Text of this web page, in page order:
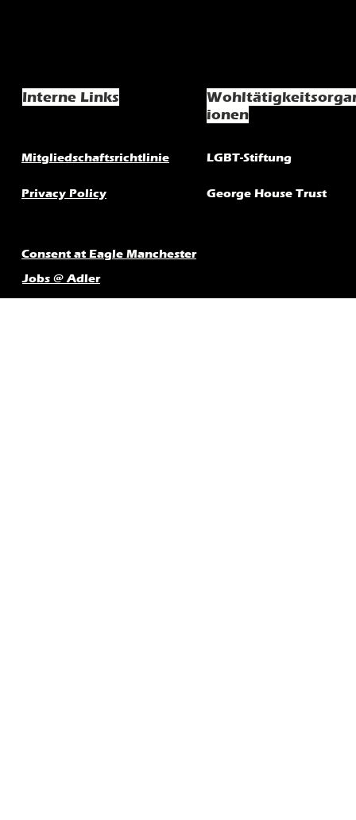
Interne Links
ionen
Mitgliedschaftsrichtlinie LGBT-Stiftung
Privacy Policy George House Trust
Consent at Eagle Manchester
Jobs @ Adler